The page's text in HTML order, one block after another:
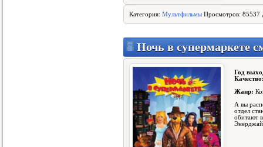
Категория: Мультфильмы Просмотров: 85537
Ночь в супермаркете
Год
Жанр:
А вы
отдел
обитают